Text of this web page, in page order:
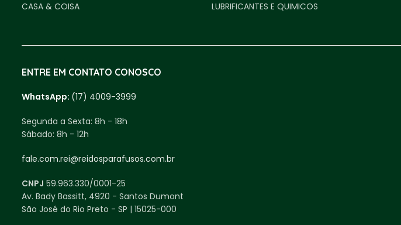
CASA & COISA
LUBRIFICANTES E QUIMICOS
ENTRE EM CONTATO CONOSCO
WhatsApp: (17) 4009-3999
Segunda a Sexta: 8h - 18h
Sábado: 8h - 12h
fale.com.rei@reidosparafusos.com.br
CNPJ 59.963.330/0001-25
Av. Bady Bassitt, 4920 - Santos Dumont
São José do Rio Preto - SP | 15025-000